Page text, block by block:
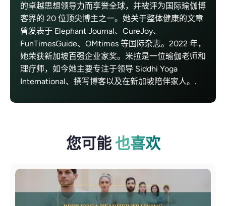
的卓越思想领导力而享誉全球，并被评为国际瑜伽博
客界的 20 位顶尖博主之一。她关于整体健康的文章
曾发表于 Elephant Journal、CureJoy、
FunTimesGuide、OMtimes 等国际杂志。2022 年，
她荣获新加坡百强企业家奖。米拉是一位瑜伽老师和
理疗师，如今她主要专注于领导 Siddhi Yoga
International、撰写博客以及在新加坡陪伴家人。.
您可能 也喜欢